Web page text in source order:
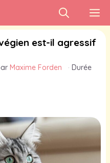
est-il agressif
Maxime Forden · Durée